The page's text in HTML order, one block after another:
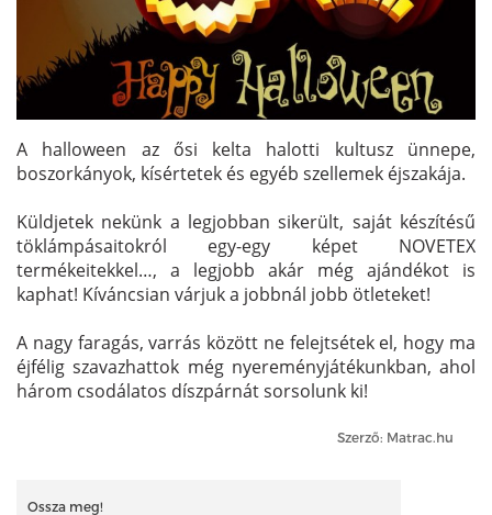
A halloween az ősi kelta halotti kultusz ünnepe,
boszorkányok, kísértetek és egyéb szellemek éjszakája.
Küldjetek nekünk a legjobban sikerült, saját készítésű
töklámpásaitokról egy-egy képet NOVETEX
termékeitekkel…, a legjobb akár még ajándékot is
kaphat! Kíváncsian várjuk a jobbnál jobb ötleteket!
A nagy faragás, varrás között ne felejtsétek el, hogy ma
éjfélig szavazhattok még nyereményjátékunkban, ahol
három csodálatos díszpárnát sorsolunk ki!
Szerző: Matrac.hu
Ossza meg!